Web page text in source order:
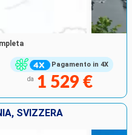
Pagamento in 4X
da 1 529 €
SVIZZERA